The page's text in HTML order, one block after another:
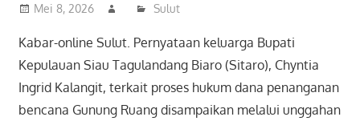
Mei 8, 2026 Sulut
Kabar-online Sulut. Pernyataan keluarga Bupati
Kepulauan Siau Tagulandang Biaro (Sitaro), Chyntia
Ingrid Kalangit, terkait proses hukum dana penanganan
bencana Gunung Ruang disampaikan melalui unggahan